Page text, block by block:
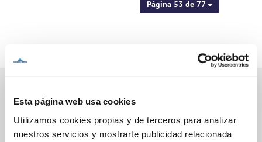
Esta página web usa cookies
Utilizamos cookies propias y de terceros para analizar
nuestros servicios y mostrarte publicidad relacionada
Página 53 de 77
Inicio